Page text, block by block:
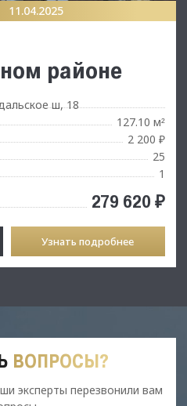
11.04.2025
районе
ш, 18
127.10 м²
2 200 ₽
25
1
279 620 ₽
Узнать подробнее
ВОПРОСЫ?
эксперты перезвонили вам